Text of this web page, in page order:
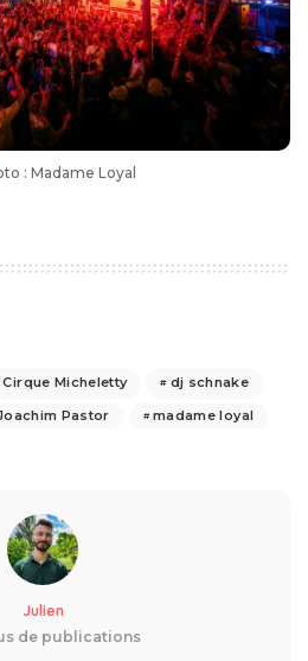
: Madame Loyal
Cirque Micheletty
dj schnake
Pastor
madame loyal
Julien
de publications